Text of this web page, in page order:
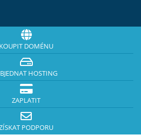
KOUPIT DOMÉNU
HOSTING
ZAPLATIT
PODPORU